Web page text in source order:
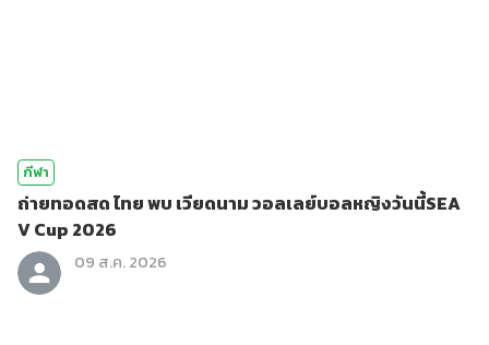
กีฬา
ถ่ายทอดสด ไทย พบ เวียดนาม วอลเลย์บอลหญิงวันนี้SEA
V Cup 2026
09 ส.ค. 2026